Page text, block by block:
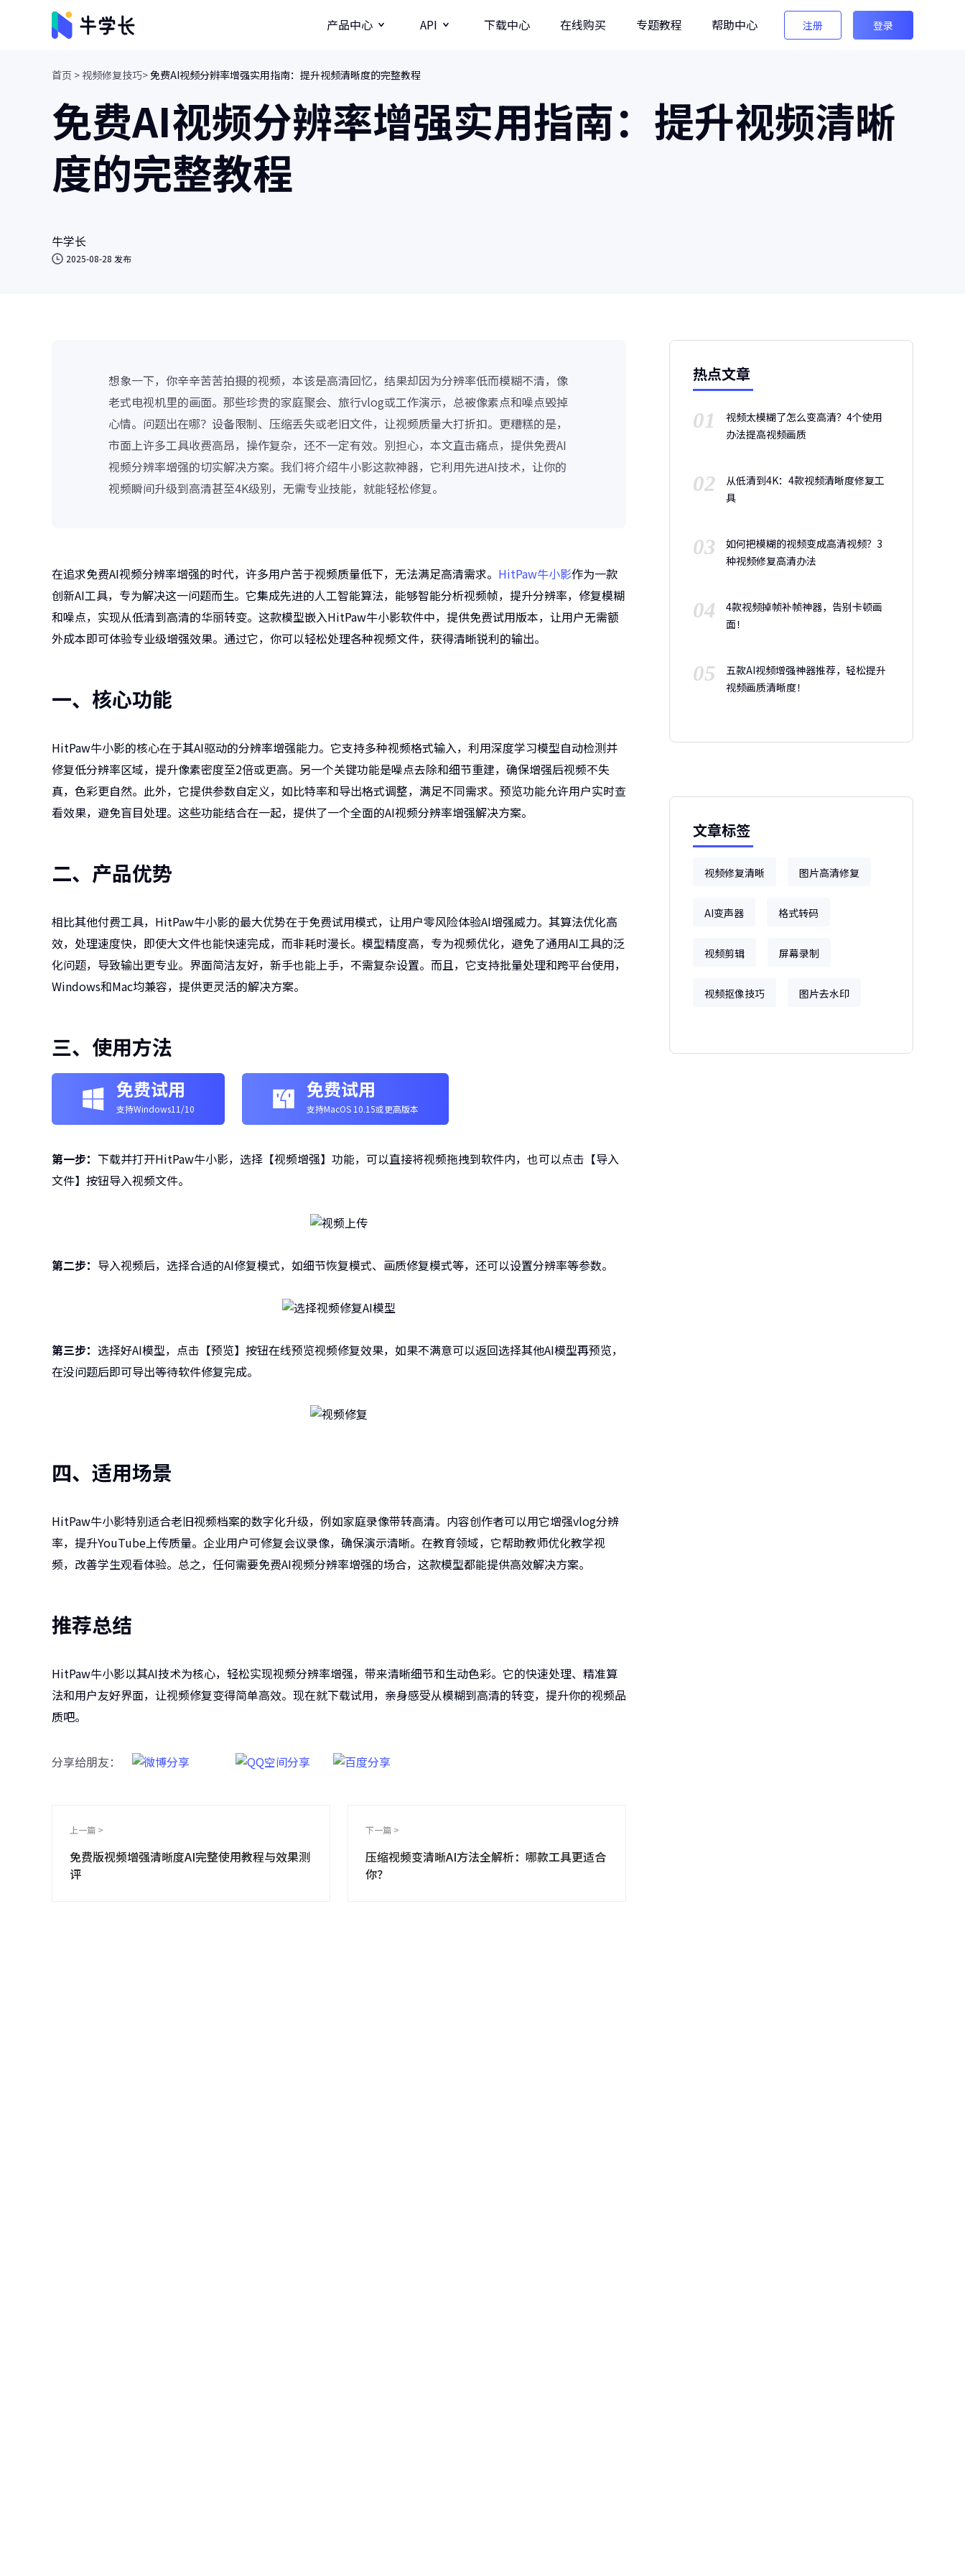
产品中心
视频创意
牛小影
画质增强/视频修复/AI视频抠像
牛学长转码大师
视频、音频格式转换/人声分离
牛学长录屏工具
多种录制方式/直播录制/课程模板
图法法AI图像检测
AI生图检测/AI换脸检测
API
牛学长图片增强API
下载中心 在线购买 专题教程 帮助中心 注册 登录
首页 >视频修复技巧>免费AI视频分辨率增强实用指南：提升视频清晰度的完整教程
免费AI视频分辨率增强实用指南：提升视频清晰
度的完整教程
牛学长
2025-08-28 发布
想象一下，你辛辛苦苦拍摄的视频，本该是高清回忆，结果却因为分辨率低而模糊不清，像
老式电视机里的画面。那些珍贵的家庭聚会、旅行vlog或工作演示，总被像素点和噪点毁掉
心情。问题出在哪？设备限制、压缩丢失或老旧文件，让视频质量大打折扣。更糟糕的是，
市面上许多工具收费高昂，操作复杂，还不一定有效。别担心，本文直击痛点，提供免费AI
视频分辨率增强的切实解决方案。我们将介绍牛小影这款神器，它利用先进AI技术，让你的
视频瞬间升级到高清甚至4K级别，无需专业技能，就能轻松修复。
在追求免费AI视频分辨率增强的时代，许多用户苦于视频质量低下，无法满足高清需求。 HitPaw牛小影作为一款
创新AI工具，专为解决这一问题而生。它集成先进的人工智能算法，能够智能分析视频帧，提升分辨率，修复模糊
和噪点，实现从低清到高清的华丽转变。这款模型嵌入HitPaw牛小影软件中，提供免费试用版本，让用户无需额
外成本即可体验专业级增强效果。通过它，你可以轻松处理各种视频文件，获得清晰锐利的输出。
一、核心功能
HitPaw牛小影的核心在于其AI驱动的分辨率增强能力。它支持多种视频格式输入，利用深度学习模型自动检测并
修复低分辨率区域，提升像素密度至2倍或更高。另一个关键功能是噪点去除和细节重建，确保增强后视频不失
真，色彩更自然。此外，它提供参数自定义，如比特率和导出格式调整，满足不同需求。预览功能允许用户实时查
看效果，避免盲目处理。这些功能结合在一起，提供了一个全面的AI视频分辨率增强解决方案。
二、产品优势
相比其他付费工具，HitPaw牛小影的最大优势在于免费试用模式，让用户零风险体验AI增强威力。其算法优化高
效，处理速度快，即使大文件也能快速完成，而非耗时漫长。模型精度高，专为视频优化，避免了通用AI工具的泛
化问题，导致输出更专业。界面简洁友好，新手也能上手，不需复杂设置。而且，它支持批量处理和跨平台使用，
Windows和Mac均兼容，提供更灵活的解决方案。
三、使用方法
免费试用
支持Windows11/10
免费试用
支持MacOS 10.15或更高版本
第一步： 下载并打开HitPaw牛小影，选择【视频增强】功能，可以直接将视频拖拽到软件内，也可以点击【导入
文件】按钮导入视频文件。
第二步： 导入视频后，选择合适的AI修复模式，如细节恢复模式、画质修复模式等，还可以设置分辨率等参数。
第三步： 选择好AI模型，点击【预览】按钮在线预览视频修复效果，如果不满意可以返回选择其他AI模型再预览，
在没问题后即可导出等待软件修复完成。
四、适用场景
HitPaw牛小影特别适合老旧视频档案的数字化升级，例如家庭录像带转高清。内容创作者可以用它增强vlog分辨
率，提升YouTube上传质量。企业用户可修复会议录像，确保演示清晰。在教育领域，它帮助教师优化教学视
频，改善学生观看体验。总之，任何需要免费AI视频分辨率增强的场合，这款模型都能提供高效解决方案。
推荐总结
HitPaw牛小影以其AI技术为核心，轻松实现视频分辨率增强，带来清晰细节和生动色彩。它的快速处理、精准算
法和用户友好界面，让视频修复变得简单高效。现在就下载试用，亲身感受从模糊到高清的转变，提升你的视频品
质吧。
分享给朋友：
上一篇 >
免费版视频增强清晰度AI完整使用教程与效果测
评
下一篇 >
压缩视频变清晰AI方法全解析：哪款工具更适合
你？
热点文章
01
视频太模糊了怎么变高清？4个使用
办法提高视频画质
02
从低清到4K：4款视频清晰度修复工
具
03
如何把模糊的视频变成高清视频？3
种视频修复高清办法
04
4款视频掉帧补帧神器，告别卡顿画
面！
05
五款AI视频增强神器推荐，轻松提升
视频画质清晰度！
文章标签
视频修复清晰 图片高清修复
AI变声器 格式转码
视频剪辑 屏幕录制
视频抠像技巧 图片去水印